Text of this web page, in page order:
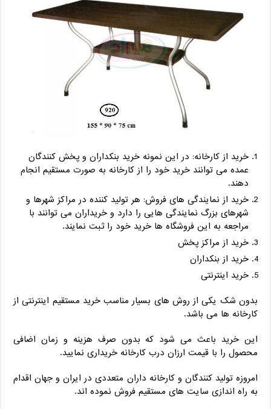
خرید از کارخانه: در این نمونه خرید بنکداران و پخش کنندگان
عمده می توانند خرید خود را از کارخانه به صورت مستقیم انجام
دهند.
خرید از نمایندگی های فروش: هر تولید کننده در مراکز شهرها و
شهرهای بزرگ نمایندگی هایی را دارد و خریداران می توانند با
مراجعه به این فروشگاه ها خرید خود را ثبت نمایند.
خرید از مراکز پخش
خرید از بنکداران
خرید اینترنتی
بدون شک یکی از روش های بسیار مناسب خرید مستقیم اینترنتی از
کارخانه ها می باشد.
این خرید باعث می شود که بدون صرف هزینه و زمان اضافی
محصول را با قیمت ارزان درب کارخانه خریداری نمایید.
امروزه تولید کنندگان و کارخانه داران متعددی در ایران و جهان اقدام
به راه اندازی سایت های مستقیم فروش نموده اند.